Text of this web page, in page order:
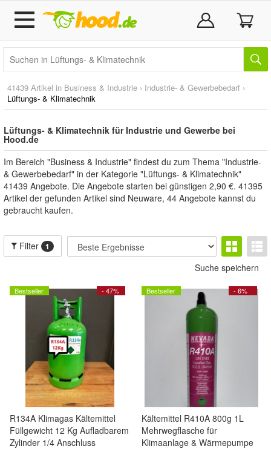
41439 Artikel in Business & Industrie › Industrie- & Gewerbebedarf ›
Lüftungs- & Klimatechnik
Lüftungs- & Klimatechnik für Industrie und Gewerbe bei
Hood.de
Im Bereich "Business & Industrie" findest du zum Thema "Industrie-
& Gewerbebedarf" in der Kategorie "Lüftungs- & Klimatechnik"
41439 Angebote. Die Angebote starten bei günstigen 2,90 €. 41395
Artikel der gefunden Artikel sind Neuware, 44 Angebote kannst du
gebraucht kaufen.
Filter 1
Suche speichern
- 47%
Bestseller
R134A Klimagas Kältemittel
Füllgewicht 12 Kg Aufladbarem
Zylinder 1/4 Anschluss
- 6%
Bestseller
Kältemittel R410A 800g 1L
Mehrwegflasche für
Klimaanlage & Wärmepumpe